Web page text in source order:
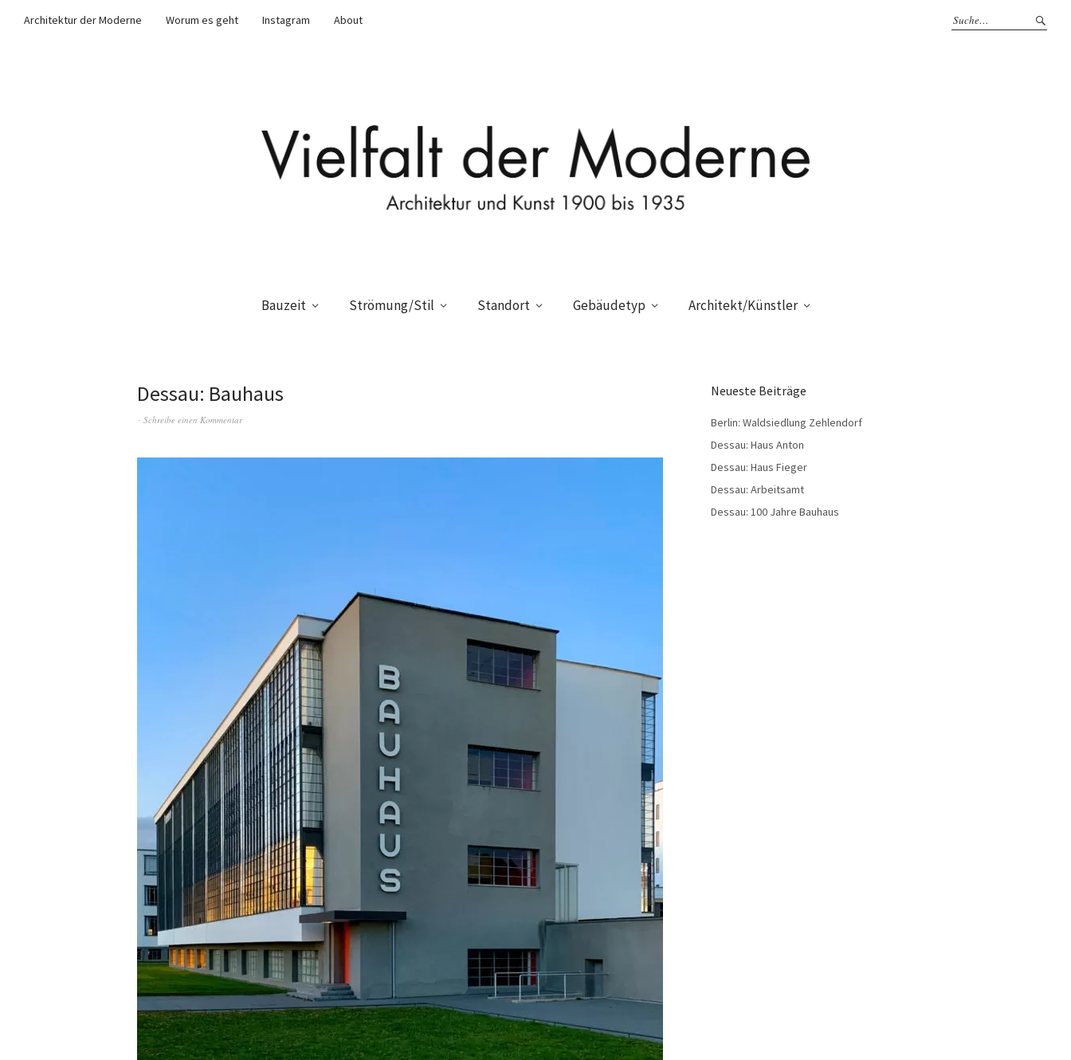
Architektur der Moderne Worum es geht Instagram About
Bauzeit Strömung/Stil Standort Gebäudetyp Architekt/Künstler
Dessau: Bauhaus
Schreibe einen Kommentar
Neueste Beiträge
Berlin: Waldsiedlung Zehlendorf
Dessau: Haus Anton
Dessau: Haus Fieger
Dessau: Arbeitsamt
Dessau: 100 Jahre Bauhaus